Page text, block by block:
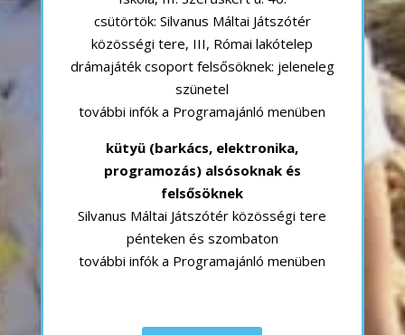
csütörtök: Silvanus Máltai Játszótér
közösségi tere, III, Római lakótelep
drámajáték csoport felsősöknek: jeleneleg
szünetel
további infók a Programajánló menüben
kütyü (barkács, elektronika,
programozás) alsósoknak és
felsősöknek
Silvanus Máltai Játszótér közösségi tere
pénteken és szombaton
további infók a Programajánló menüben